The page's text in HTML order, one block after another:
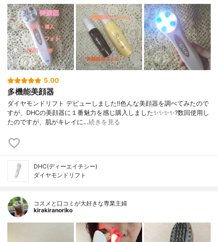
5.00
多機能美顔器
ダイヤモンドリフト デビューしました‼️色んな美顔器を調べてみたので
すが、DHCの美顔器に１番魅力を感じ購入しました✨✨✨✨?数回使用し
たのですが、肌がキレイに…続きを見る
DHC(ディーエイチシー)
ダイヤモンドリフト
コスメと口コミが大好きな専業主婦
kirakiranoriko